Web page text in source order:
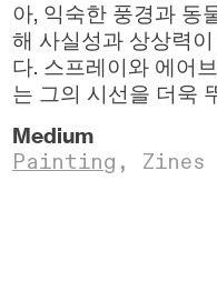
아, 익숙한 풍경과 동
해 사실성과 상상력
다. 스프레이와 에어
는 그의 시선을 더욱
Medium
Painting , Zines